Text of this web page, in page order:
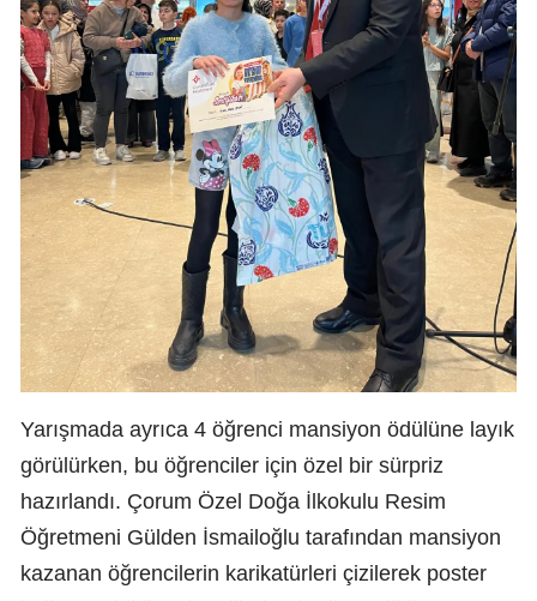
Yarışmada ayrıca 4 öğrenci mansiyon ödülüne layık
görülürken, bu öğrenciler için özel bir sürpriz
hazırlandı. Çorum Özel Doğa İlkokulu Resim
Öğretmeni Gülden İsmailoğlu tarafından mansiyon
kazanan öğrencilerin karikatürleri çizilerek poster